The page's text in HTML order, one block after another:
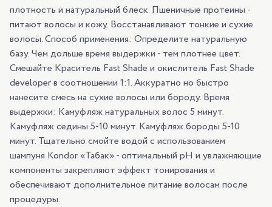
плотность и натуральный блеск. Пшеничные протеины -
питают волосы и кожу. Восстанавливают тонкие и сухие
волосы. Способ применения: Определите натуральную
базу. Чем дольше время выдержки - тем плотнее цвет.
Смешайте Краситель Fast Shade и окислитель Fast Shade
developer в соотношении 1:1. Аккуратно но быстро
нанесите смесь на сухие волосы или бороду. Время
выдержки: Камуфляж натуральных волос 5 минут.
Камуфляж седины 5-10 минут. Камуфляж бороды 5-10
минут. Тщательно смойте водой с использованием
шампуня Kondor «Табак» - оптимальный pH и увлажняющие
компоненты закрепляют эффект тонирования и
обеспечивают дополнительное питание волосам после
процедуры.